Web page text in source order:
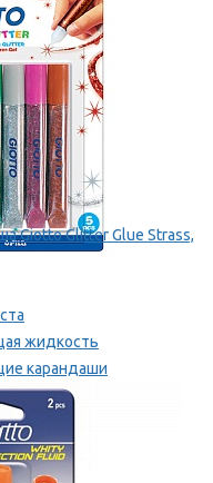
Giotto Glitter Glue Strass,
жидкость
карандаши
ленты